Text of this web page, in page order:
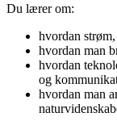
Du lærer om:
hvordan
hvordan man
hvordan
og
hvordan man